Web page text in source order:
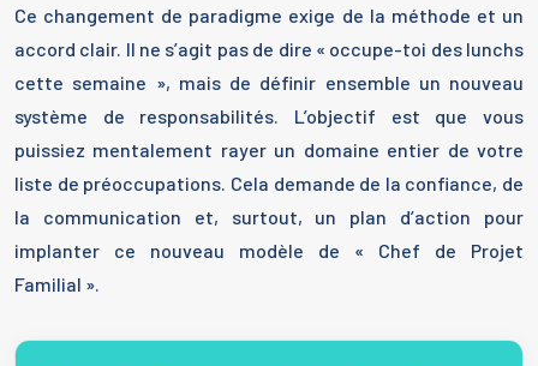
Ce changement de paradigme exige de la méthode et un
accord clair. Il ne s’agit pas de dire « occupe-toi des lunchs
cette semaine », mais de définir ensemble un nouveau
système de responsabilités. L’objectif est que vous
puissiez mentalement rayer un domaine entier de votre
liste de préoccupations. Cela demande de la confiance, de
la communication et, surtout, un plan d’action pour
implanter ce nouveau modèle de « Chef de Projet
Familial ».